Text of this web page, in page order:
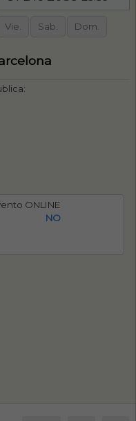
Vie. Sab. Dom.
ONLINE
NO